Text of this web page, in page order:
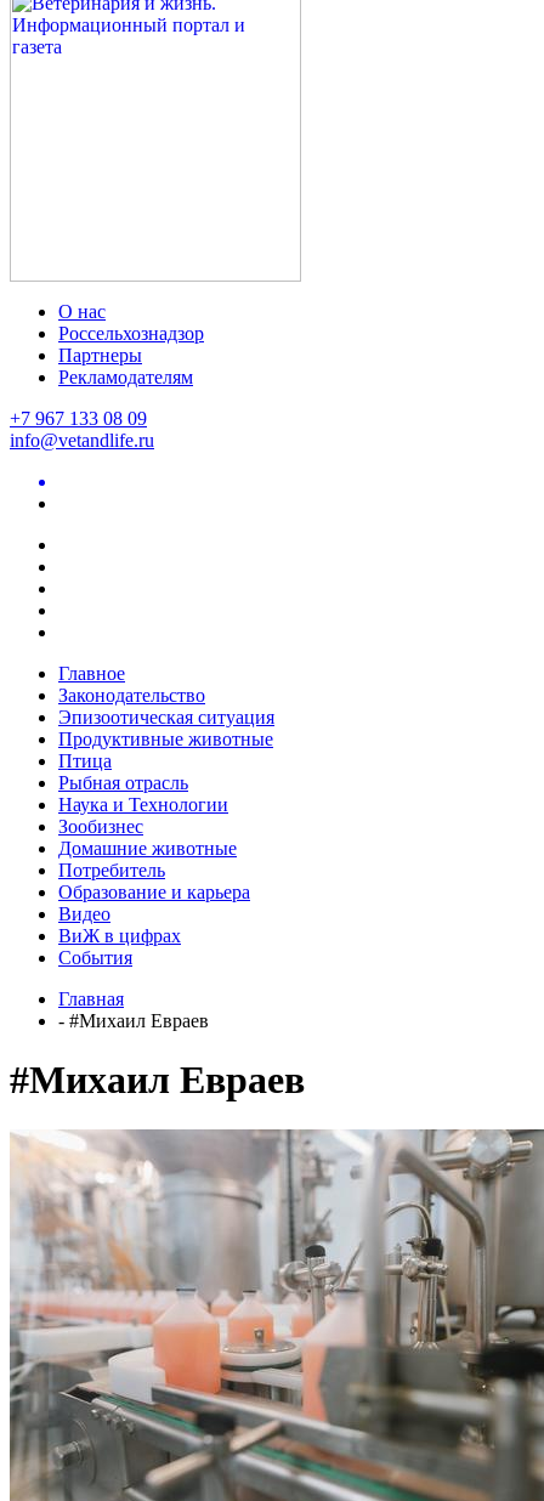
О нас
Россельхознадзор
Партнеры
Рекламодателям
+7 967 133 08 09
info@vetandlife.ru
Главное
Законодательство
Эпизоотическая ситуация
Продуктивные животные
Птица
Рыбная отрасль
Наука и Технологии
Зообизнес
Домашние животные
Потребитель
Образование и карьера
Видео
ВиЖ в цифрах
События
Главная
- #Михаил Евраев
#Михаил Евраев